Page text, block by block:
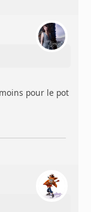
pour le pot